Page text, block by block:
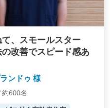
、スモールスター
改善でスピード感あ
ンドゥ 様
600名